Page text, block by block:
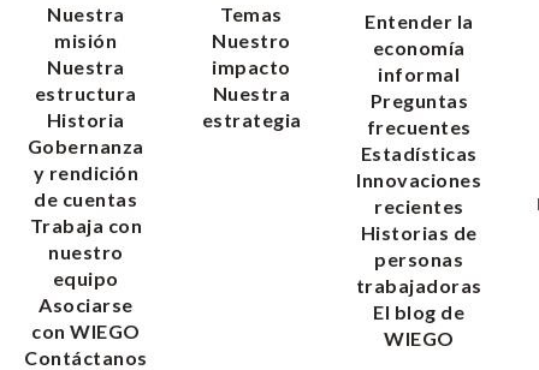
Nuestra
misión
Nuestra
estructura
Historia
Gobernanza
y rendición
de cuentas
Trabaja con
nuestro
equipo
Asociarse
con WIEGO
Contáctanos
Temas
Nuestro
impacto
Nuestra
estrategia
Entender la
economía
informal
Preguntas
frecuentes
Estadísticas
Innovaciones
recientes
Historias de
personas
trabajadoras
El blog de
WIEGO